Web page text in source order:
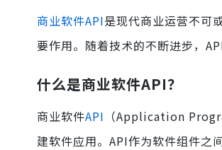
商业软件API是现代商业运营不可
要作用。随着技术的不断进步，
什么是商业软件API？
商业软件API （Application
建软件应用。API作为软件组件之